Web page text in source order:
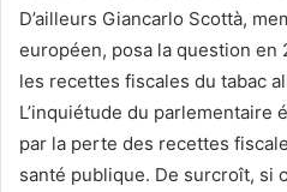
D’ailleurs Giancarlo Scottà,
européen, posa la question en
les recettes fiscales du tabac
L’inquiétude du parlementaire
par la perte des recettes
santé publique. De surcroît, si